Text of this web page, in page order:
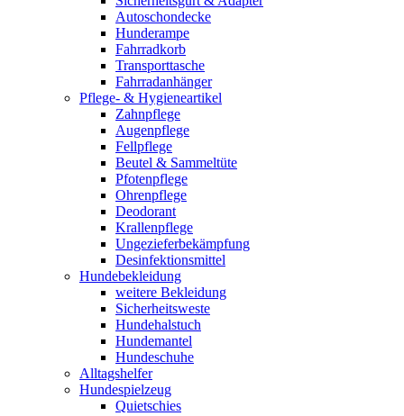
Autoschondecke
Hunderampe
Fahrradkorb
Transporttasche
Fahrradanhänger
Pflege- & Hygieneartikel
Zahnpflege
Augenpflege
Fellpflege
Beutel & Sammeltüte
Pfotenpflege
Ohrenpflege
Deodorant
Krallenpflege
Ungezieferbekämpfung
Desinfektionsmittel
Hundebekleidung
weitere Bekleidung
Sicherheitsweste
Hundehalstuch
Hundemantel
Hundeschuhe
Alltagshelfer
Hundespielzeug
Quietschies